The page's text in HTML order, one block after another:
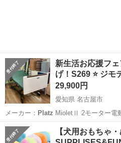
新生活お応援フ
げ！S269 ⭐ ジ
29,900円
愛知県 名古屋市
メーカー： Platz MioletⅡ 2モーター電
愛知 名古屋市 ベッド
【犬用おもちゃ